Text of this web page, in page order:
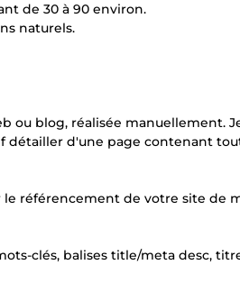
de 30 à 90 environ.
naturels.
ou blog, réalisée manuellement.
détailler d'une page contenant
le référencement de votre site de
clés, balises title/meta desc,